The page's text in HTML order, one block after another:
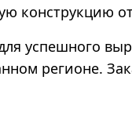
конструкцию
успешного
регионе.